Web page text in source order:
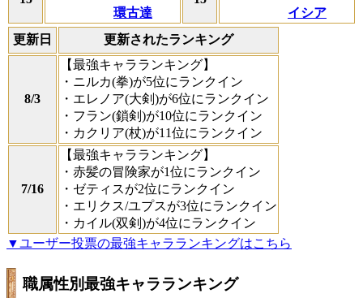
環古達
イシア
更新日
更新されたランキング
8/3
【最強キャラランキング】
・ニルカ(拳)が5位にランクイン
・エレノア(大剣)が6位にランクイン
・フラン(鎖剣)が10位にランクイン
・カクリア(杖)が11位にランクイン
7/16
【最強キャラランキング】
・赤髪の冒険家が1位にランクイン
・ゼティスが2位にランクイン
・エリクス/ユプスが3位にランクイン
・カイル(双剣)が4位にランクイン
▼ユーザー投票の最強キャラランキングはこちら
職属性別最強キャラランキング